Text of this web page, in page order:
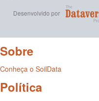
Desenvolvido por
Sobre
Conheça o SoilData
Política